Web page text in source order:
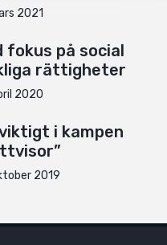
2021
på social
rättigheter
2020
i kampen
2019